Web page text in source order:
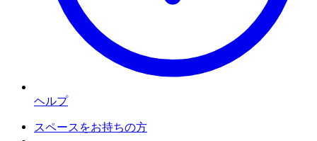
ヘルプ
スペースをお持ちの方